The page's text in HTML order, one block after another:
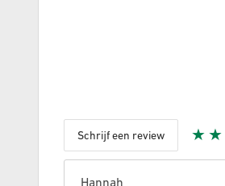
Schrijf een review